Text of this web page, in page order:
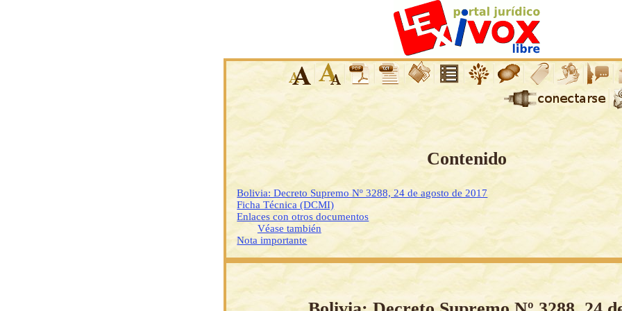
Contenido
Bolivia: Decreto Supremo Nº 3288, 24 de agosto de 2017
Ficha Técnica (DCMI)
Enlaces con otros documentos
Véase también
Nota importante